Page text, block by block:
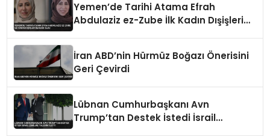
Yemen’de Tarihi Atama Efrah
Abdulaziz ez-Zube İlk Kadın Dışişleri
İran ABD’nin Hürmüz Boğazı Önerisini
Geri Çevirdi
Lübnan Cumhurbaşkanı Avn
Trump’tan Destek İstedi İsrail